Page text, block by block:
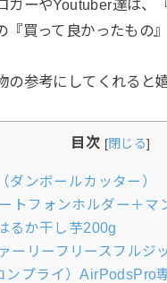
ガーやYoutuber達は
『買って良かったもの
の参考にしてくれると嬉
目次 [閉じる]
ダンボールカッター）
トフォンホルダー＋マ
か干し芋200g
ーリーフリースフルジ
ンプライ）AirPodsPro